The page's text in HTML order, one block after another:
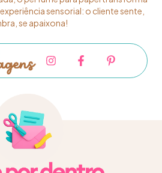
sensorial: o cliente sente,
se apaixona!